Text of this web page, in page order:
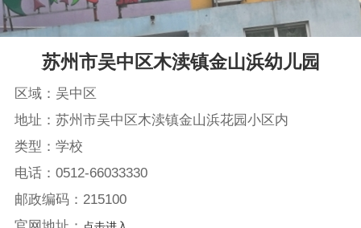
苏州市吴中区木渎镇金山浜幼儿园
区域：吴中区
地址：苏州市吴中区木渎镇金山浜花园小区内
类型：学校
电话：0512-66033330
邮政编码：215100